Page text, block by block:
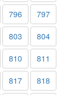
796
797
803
804
810
811
817
818